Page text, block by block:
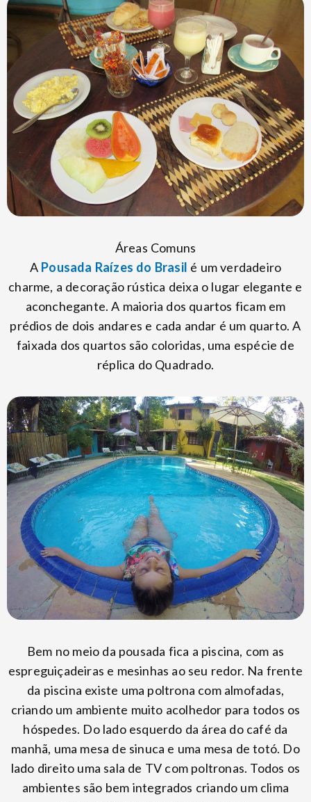
Áreas Comuns
A Pousada Raízes do Brasil é um verdadeiro
charme, a decoração rústica deixa o lugar elegante e
aconchegante. A maioria dos quartos ficam em
prédios de dois andares e cada andar é um quarto. A
faixada dos quartos são coloridas, uma espécie de
réplica do Quadrado.
Bem no meio da pousada fica a piscina, com as
espreguiçadeiras e mesinhas ao seu redor. Na frente
da piscina existe uma poltrona com almofadas,
criando um ambiente muito acolhedor para todos os
hóspedes. Do lado esquerdo da área do café da
manhã, uma mesa de sinuca e uma mesa de totó. Do
lado direito uma sala de TV com poltronas. Todos os
ambientes são bem integrados criando um clima